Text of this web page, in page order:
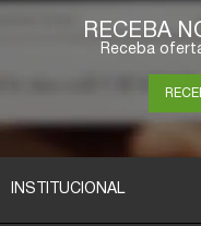
RECEBA
Receba
INSTITUCIONAL